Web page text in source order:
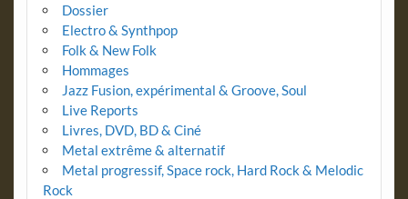
Dossier
Electro & Synthpop
Folk & New Folk
Hommages
Jazz Fusion, expérimental & Groove, Soul
Live Reports
Livres, DVD, BD & Ciné
Metal extrême & alternatif
Metal progressif, Space rock, Hard Rock & Melodic
Rock